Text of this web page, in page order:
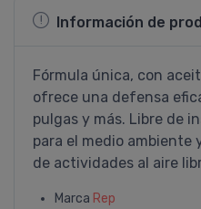
Información de
Fórmula única, con
ofrece una defensa
pulgas y más. Libre de
para el medio
de actividades al aire
Marca Rep